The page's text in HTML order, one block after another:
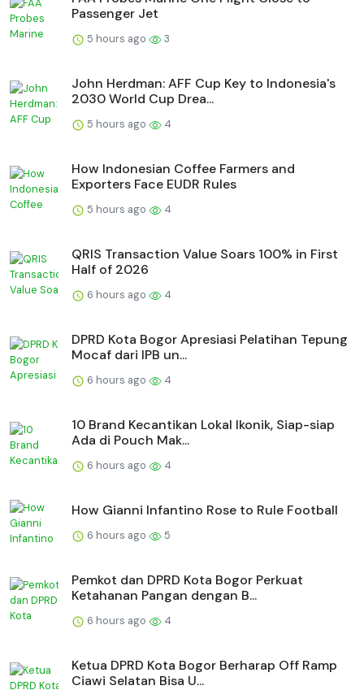
Passenger Jet
5 hours ago 3
John Herdman: AFF Cup Key to Indonesia's
2030 World Cup Drea...
5 hours ago 4
How Indonesian Coffee Farmers and
Exporters Face EUDR Rules
5 hours ago 4
QRIS Transaction Value Soars 100% in First
Half of 2026
6 hours ago 4
DPRD Kota Bogor Apresiasi Pelatihan Tepung
Mocaf dari IPB un...
6 hours ago 4
10 Brand Kecantikan Lokal Ikonik, Siap-siap
Ada di Pouch Mak...
6 hours ago 4
How Gianni Infantino Rose to Rule Football
6 hours ago 5
Pemkot dan DPRD Kota Bogor Perkuat
Ketahanan Pangan dengan B...
6 hours ago 4
Ketua DPRD Kota Bogor Berharap Off Ramp
Ciawi Selatan Bisa U...